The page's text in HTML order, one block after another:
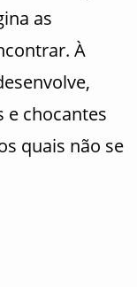
as
À
e chocantes
quais não se